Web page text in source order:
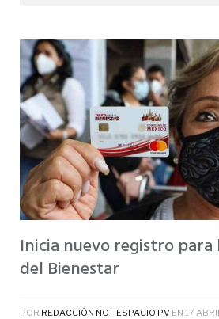
Inicia nuevo registro para
del Bienestar
POR REDACCIÓN NOTIESPACIO PV EN 17